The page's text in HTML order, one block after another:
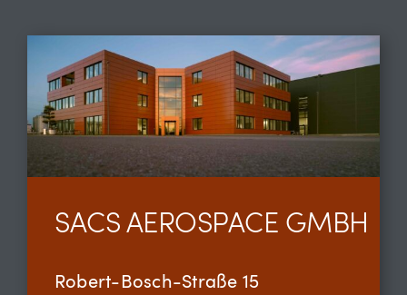
Deutsch
SACS AEROSPACE GMBH
Robert-Bosch-Straße 15